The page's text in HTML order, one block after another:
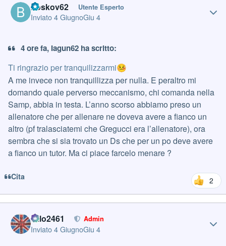
boskov62 Utente Esperto
Inviato4 GiugnoGiu 4
4 ore fa, Iagun62 ha scritto:
Ti ringrazio per tranquilizzarmi🤒
A me invece non tranquillizza per nulla. E peraltro mi
domando quale perverso meccanismo, chi comanda nella
Samp, abbia in testa. L’anno scorso abbiamo preso un
allenatore che per allenare ne doveva avere a fianco un
altro (pf tralasciatemi che Gregucci era l’allenatore), ora
sembra che si sia trovato un Ds che per un po deve avere
a fianco un tutor. Ma ci piace farcelo menare ?
Cita 2
cillo2461 Admin
Inviato4 GiugnoGiu 4